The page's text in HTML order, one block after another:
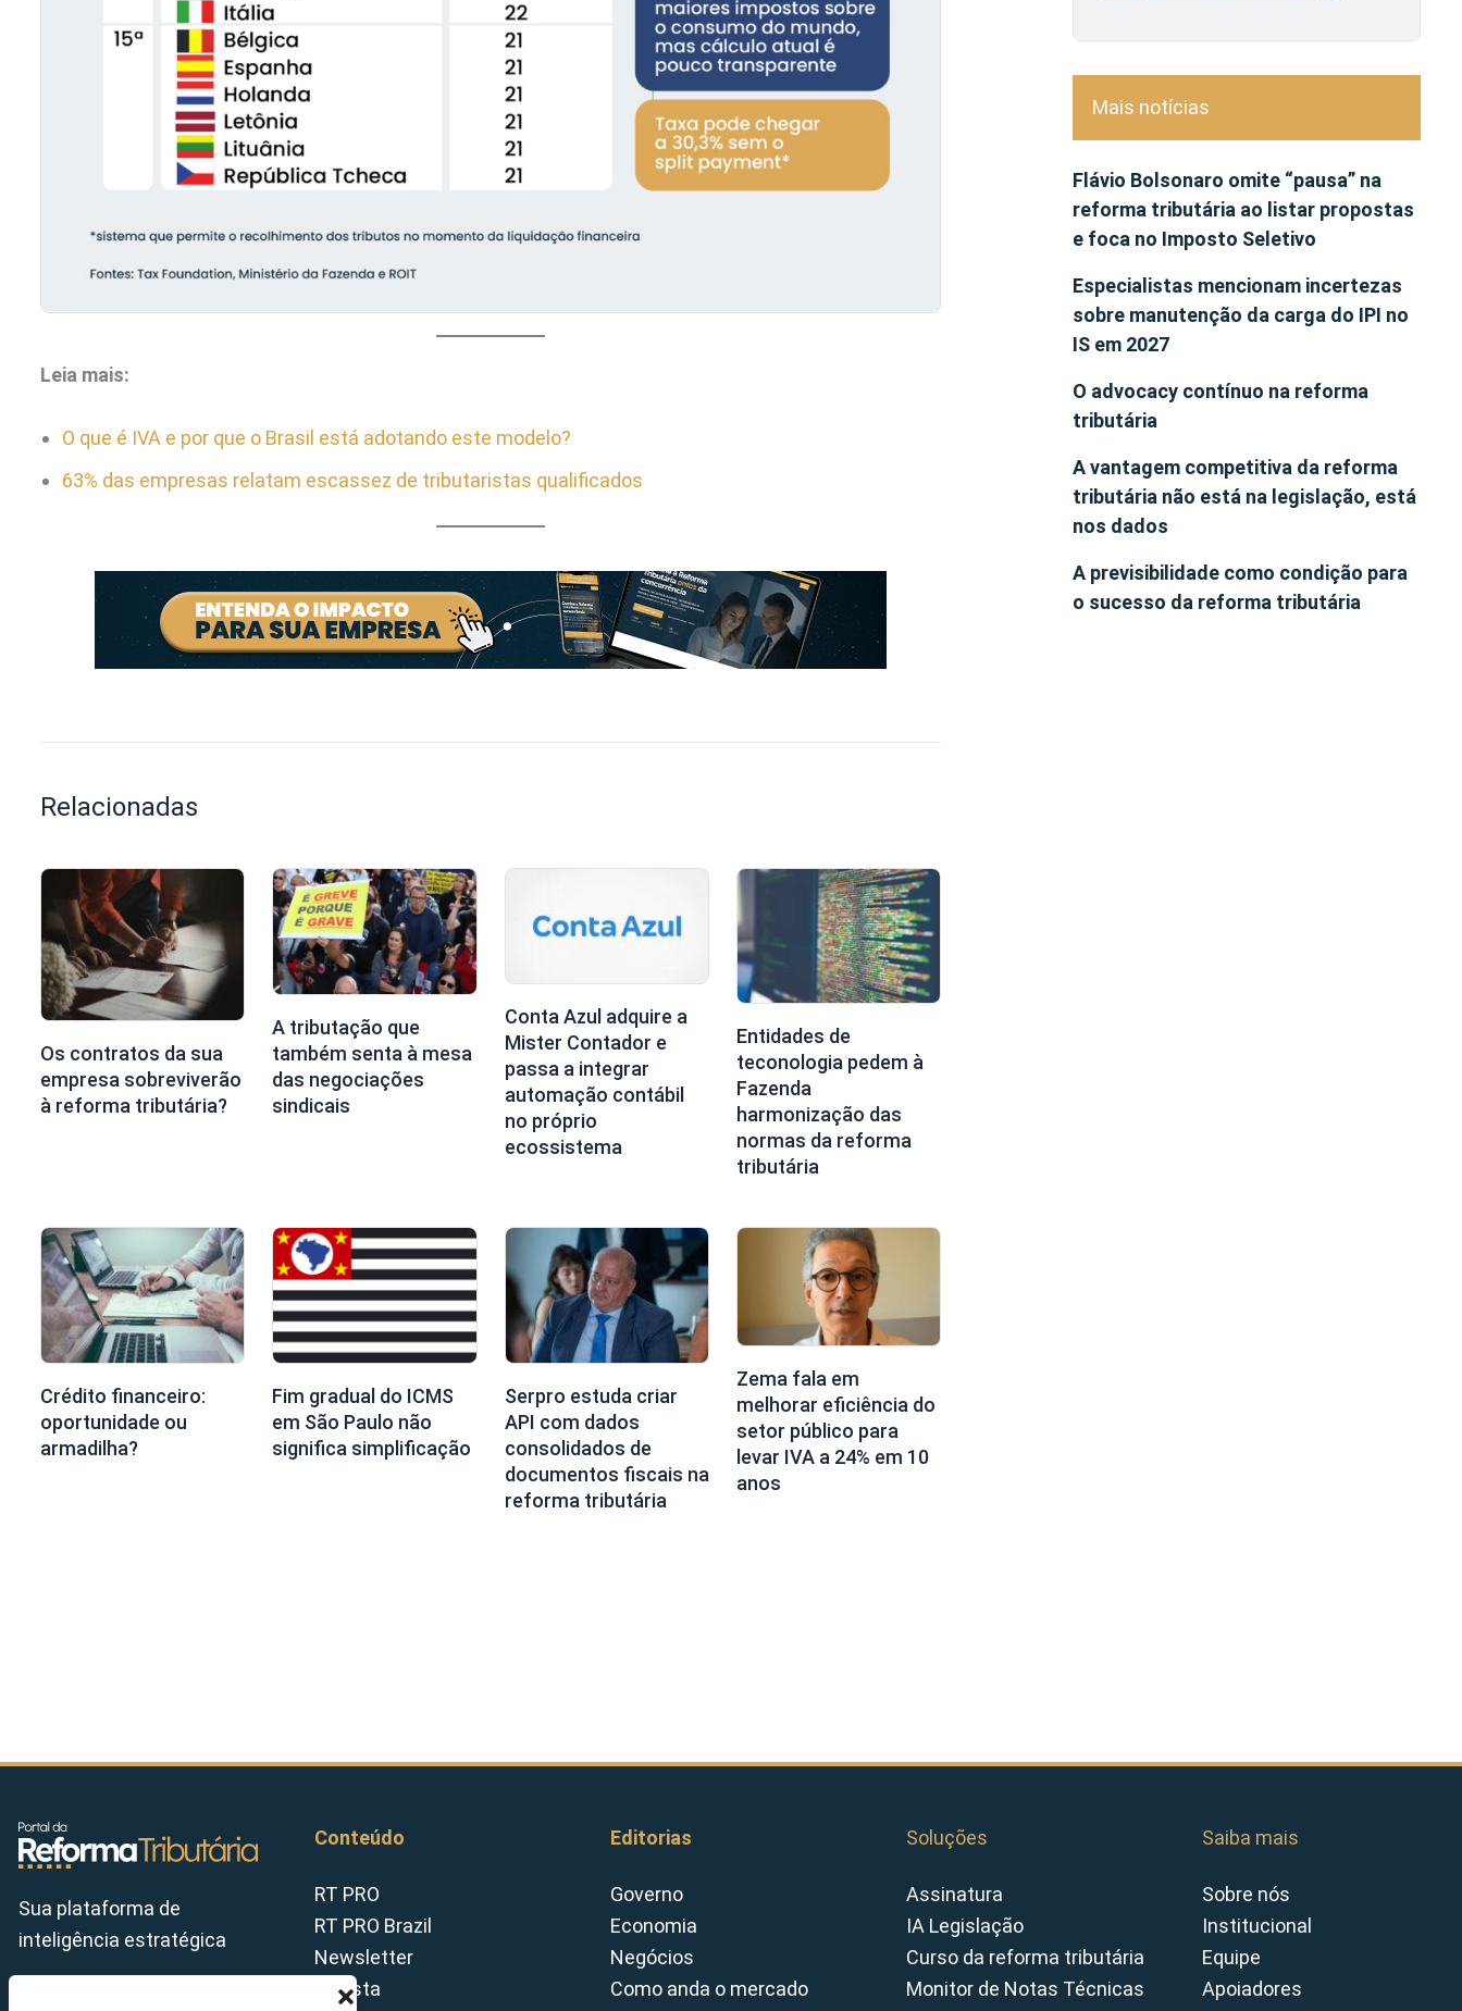
Leia mais:
O que é IVA e por que o Brasil está adotando este modelo?
63% das empresas relatam escassez de tributaristas qualificados
Relacionadas
Os contratos da sua
empresa sobreviverão
à reforma tributária?
A tributação que
também senta à mesa
das negociações
sindicais
Conta Azul adquire a
Mister Contador e
passa a integrar
automação contábil
no próprio
ecossistema
Entidades de
teconologia pedem à
Fazenda
harmonização das
normas da reforma
tributária
Crédito financeiro:
oportunidade ou
armadilha?
Fim gradual do ICMS
em São Paulo não
significa simplificação
Serpro estuda criar
API com dados
consolidados de
documentos fiscais na
reforma tributária
Zema fala em
melhorar eficiência do
setor público para
levar IVA a 24% em 10
anos
Mais notícias
Flávio Bolsonaro omite “pausa” na
reforma tributária ao listar propostas
e foca no Imposto Seletivo
Especialistas mencionam incertezas
sobre manutenção da carga do IPI no
IS em 2027
O advocacy contínuo na reforma
tributária
A vantagem competitiva da reforma
tributária não está na legislação, está
nos dados
A previsibilidade como condição para
o sucesso da reforma tributária
Sua plataforma de
inteligência estratégica
Conteúdo
RT PRO
RT PRO Brazil
Newsletter
Revista
Editorias
Governo
Economia
Negócios
Como anda o mercado
Soluções
Assinatura
IA Legislação
Curso da reforma tributária
Monitor de Notas Técnicas
Saiba mais
Sobre nós
Institucional
Equipe
Apoiadores